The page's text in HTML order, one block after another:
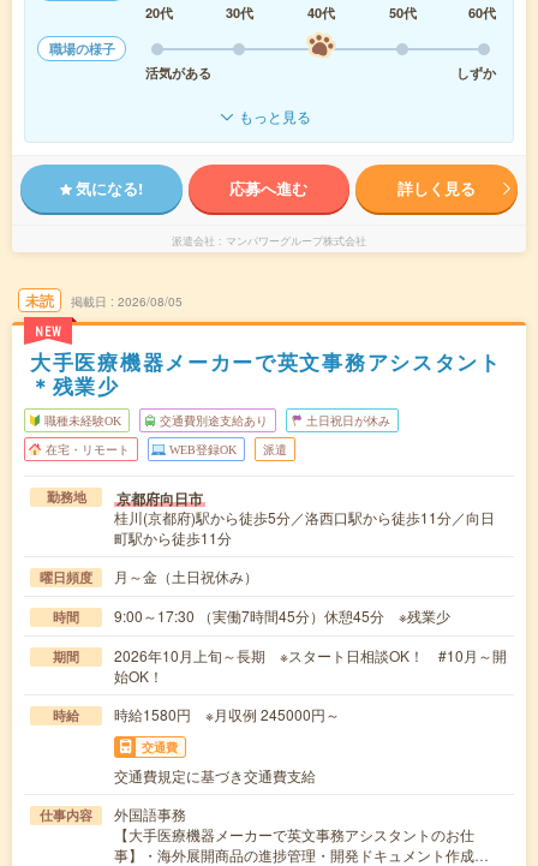
20代
30代 40代 50代
60代
職場の様子
活気がある
しずか
もっと見る
気になる! 応募へ進む 詳しく見る
派遣会社 マンパワーグループ株式会社
未読
NEW
掲載日 2026/08/05
大手医療機器メーカーで英文事務アシスタント
＊残業少
職種未経験OK 交通費別途支給あり 土日祝日が休み
在宅・リモート WEB登録OK 派遣
勤務地 京都府向日市
桂川(京都府)駅から徒歩5分／洛西口駅から徒歩11分／向日
町駅から徒歩11分
曜日頻度 月～金（土日祝休み）
時間 9:00～17:30 （実働7時間45分）休憩45分 ※残業少
期間
2026年10月上旬～長期 ※スタート日相談OK！ #10月～開
始OK！
時給 時給1580円 ※月収例 245000円～
交通費
交通費規定に基づき交通費支給
仕事内容
外国語事務
【大手医療機器メーカーで英文事務アシスタントのお仕
事】・海外展開商品の進捗管理・開発ドキュメント作成…